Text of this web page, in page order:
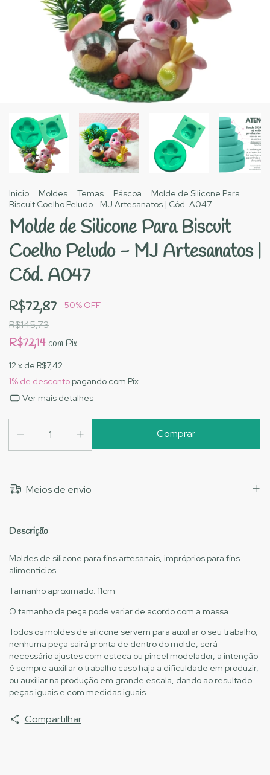
Início . Moldes . Temas . Páscoa . Molde de Silicone Para
Biscuit Coelho Peludo - MJ Artesanatos | Cód. A047
Molde de Silicone Para Biscuit
Coelho Peludo - MJ Artesanatos |
Cód. A047
R$72,87 -50% OFF
R$145,73
R$72,14 com Pix
12 x de R$7,42
1% de desconto pagando com Pix
Ver mais detalhes
Meios de envio
Descrição
Moldes de silicone para fins artesanais, impróprios para fins
alimentícios.
Tamanho aproximado: 11cm
O tamanho da peça pode variar de acordo com a massa.
Todos os moldes de silicone servem para auxiliar o seu trabalho,
nenhuma peça sairá pronta de dentro do molde, será
necessário ajustes com esteca ou pincel modelador, a intenção
é sempre auxiliar o trabalho caso haja a dificuldade em produzir,
ou auxiliar na produção em grande escala, dando ao resultado
peças iguais e com medidas iguais.
Compartilhar